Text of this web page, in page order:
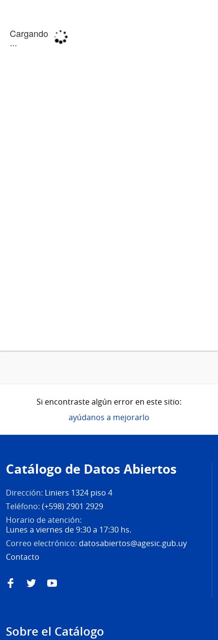
Si encontraste algún error en este sitio:
ayúdanos a mejorarlo
de
página
Catálogo de Datos Abiertos
Dirección: Liniers 1324 piso 4
Teléfono: (+598) 2901 2929
Horario de atención:
Lunes a viernes de 9:30 a 17:30 hs.
Correo electrónico: datosabiertos@agesic.gub.uy
Contacto
FacebookTwitterYouTube
Sobre el Catálogo